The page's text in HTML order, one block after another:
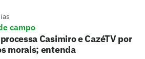
campo
Casimiro e CazéTV por
morais; entenda